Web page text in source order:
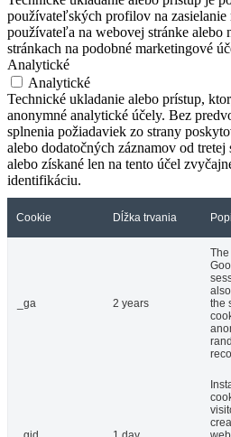
používateľských profilov na zasielanie
používateľa na webovej stránke alebo
stránkach na podobné marketingové
Analytické
Analytické
Technické ukladanie alebo prístup,
anonymné analytické účely. Bez
splnenia požiadaviek zo strany
alebo dodatočných záznamov od
alebo získané len na tento účel
identifikáciu.
Cookie Dĺžka trvania
_ga 2 years
the